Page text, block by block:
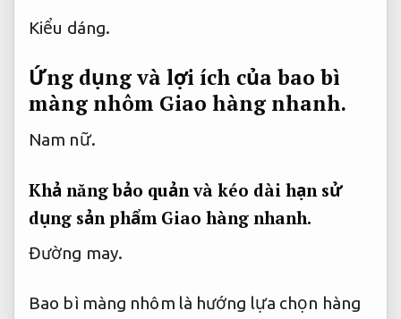
Kiểu dáng.
Ứng dụng và lợi ích của bao bì
màng nhôm Giao hàng nhanh.
Nam nữ.
Khả năng bảo quản và kéo dài hạn sử
dụng sản phẩm Giao hàng nhanh.
Đường may.
Bao bì màng nhôm là hướng lựa chọn hàng